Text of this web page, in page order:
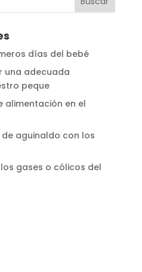
días del bebé
una adecuada
peque
alimentación en el
aguinaldo con los
gases o cólicos del